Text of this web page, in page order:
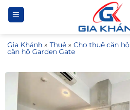
Bỏ
qua
dung
Gia Khánh » Thuê » Cho thuê căn
căn hộ Garden Gate